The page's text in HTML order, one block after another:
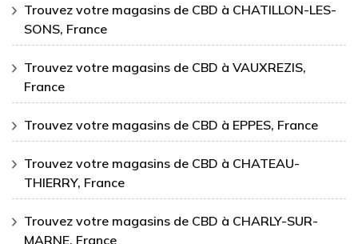
Trouvez votre magasins de CBD à CHATILLON-LES-
SONS, France
Trouvez votre magasins de CBD à VAUXREZIS,
France
Trouvez votre magasins de CBD à EPPES, France
Trouvez votre magasins de CBD à CHATEAU-
THIERRY, France
Trouvez votre magasins de CBD à CHARLY-SUR-
MARNE, France